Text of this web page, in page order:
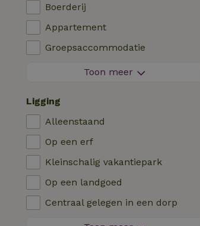
Tuinmeubilair
Internettoegang (WiFi)
Koel-/vriescombinatie
Tv
Internet
Barbecue
Verwarming (CV)
Kinderstoel
Boerderij
Appartement
Groepsaccommodatie
Tiny house
Landhuis
Chalet
Villa
Glamping
Blokhut
Logies
Toon meer
Ligging
Alleenstaand
Op een erf
Kleinschalig vakantiepark
Op een landgoed
Centraal gelegen in een dorp
Aan de rand van een dorp